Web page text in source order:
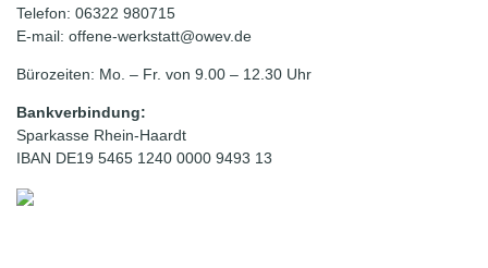
Telefon: 06322 980715
E-mail: offene-werkstatt@owev.de
Bürozeiten: Mo. – Fr. von 9.00 – 12.30 Uhr
Bankverbindung:
Sparkasse Rhein-Haardt
IBAN DE19 5465 1240 0000 9493 13